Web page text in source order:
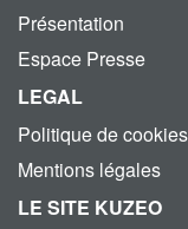
Présentation
Espace Presse
LEGAL
Politique de cookies
Mentions légales
LE SITE KUZEO